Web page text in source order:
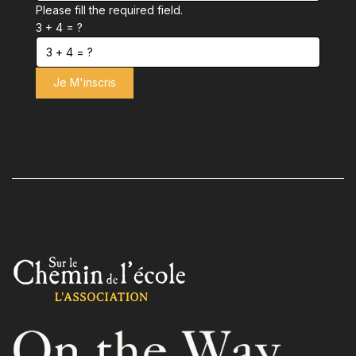
Please fill the required field.
3 + 4 = ?
Je M'inscris